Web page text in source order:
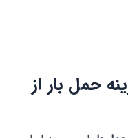
حمل بار از